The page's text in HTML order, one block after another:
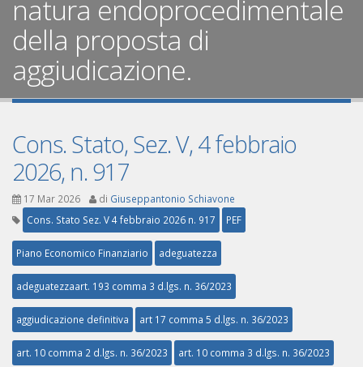
natura endoprocedimentale
della proposta di
aggiudicazione.
Cons. Stato, Sez. V, 4 febbraio
2026, n. 917
17 Mar 2026 di Giuseppantonio Schiavone
Cons. Stato Sez. V 4 febbraio 2026 n. 917
PEF
Piano Economico Finanziario adeguatezza
adeguatezzaart. 193 comma 3 d.lgs. n. 36/2023
aggiudicazione definitiva art 17 comma 5 d.lgs. n. 36/2023
art. 10 comma 2 d.lgs. n. 36/2023 art. 10 comma 3 d.lgs. n. 36/2023